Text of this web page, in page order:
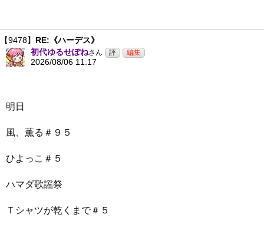
【9478】 RE:《ハーデス》
初代ゆるせぽねさん
2026/08/06 11:17
明日
風、薫る＃９５
ひよっこ＃５
ハマダ歌謡祭
Ｔシャツが乾くまで＃５